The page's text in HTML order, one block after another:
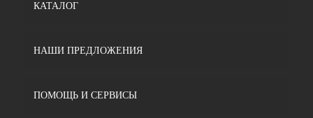
КАТАЛОГ
НАШИ ПРЕДЛОЖЕНИЯ
ПОМОЩЬ И СЕРВИСЫ